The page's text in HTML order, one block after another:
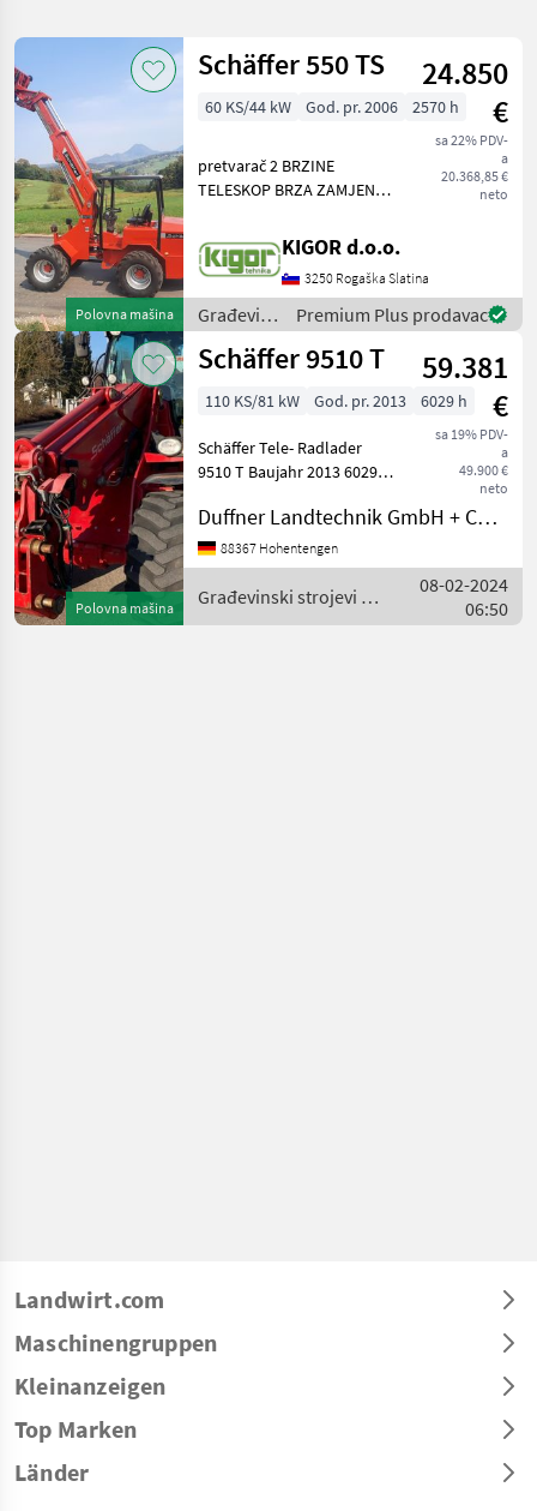
Polovna mašina
Schäffer 550 TS
24.850
€
sa 22% PDV-
a
20.368,85 €
neto
60 KS/44 kW God. pr. 2006 2570 h
pretvarač 2 BRZINE
TELESKOP BRZA ZAMJENA
strojevi Teleskopski
utovarivači
KIGOR d.o.o.
3250 Rogaška Slatina
Građevinski
strojevi /
Schäffer
Premium Plus prodavac
Polovna mašina
Schäffer 9510 T
59.381
€
sa 19% PDV-
a
49.900 €
neto
110 KS/81 kW God. pr. 2013 6029 h
Schäffer Tele- Radlader
9510 T Baujahr 2013 6029
Hubhöhe ca. 5, 30 m
Kipplast gerade ca. 5.800 kg
Bereifung: 550/45-22.5 20
km/h Ausführung Sch
Duffner Landtechnik GmbH + Co KG
88367 Hohentengen
Građevinski strojevi /
Schäffer
08-02-2024
06:50
Landwirt.com
Maschinengruppen
Kleinanzeigen
Top Marken
Länder